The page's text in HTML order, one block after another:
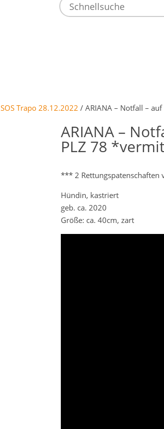
SOS Trapo 28.12.2022 / ARIANA – Notfall –
ARIANA –
PLZ 78
*** 2
Hündin, kastriert
geb. ca. 2020
Größe: ca. 40cm, zart